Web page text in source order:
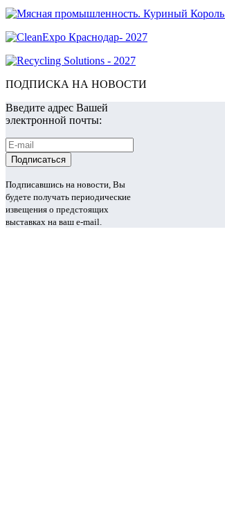
ПОДПИСКА НА НОВОСТИ
Введите адрес Вашей
электронной почты:
Подписавшись на новости, Вы
будете получать периодические
извещения о предстоящих
выставках на ваш e-mail.